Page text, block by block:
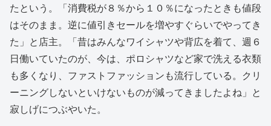
たという。「消費税が８％から１０％になったときも値段
はそのまま。逆に値引きセールを増やすぐらいでやってき
た」と店主。「昔はみんなワイシャツや背広を着て、週６
日働いていたのが、今は、ポロシャツなど家で洗える衣類
も多くなり、ファストファッションも流行している。クリ
ーニングしないといけないものが減ってきましたよね」と
寂しげにつぶやいた。